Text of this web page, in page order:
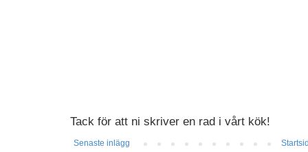
Tack för att ni skriver en rad i vårt kök!
Senaste inlägg